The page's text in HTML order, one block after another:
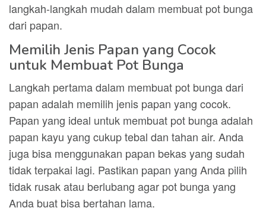
langkah-langkah mudah dalam membuat pot bunga
dari papan.
Memilih Jenis Papan yang Cocok
untuk Membuat Pot Bunga
Langkah pertama dalam membuat pot bunga dari
papan adalah memilih jenis papan yang cocok.
Papan yang ideal untuk membuat pot bunga adalah
papan kayu yang cukup tebal dan tahan air. Anda
juga bisa menggunakan papan bekas yang sudah
tidak terpakai lagi. Pastikan papan yang Anda pilih
tidak rusak atau berlubang agar pot bunga yang
Anda buat bisa bertahan lama.